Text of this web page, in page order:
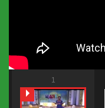
1